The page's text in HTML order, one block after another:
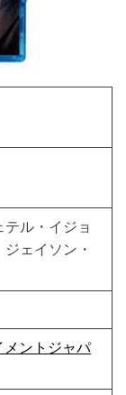
ル・イジョ
ェイソン・
メントジャパ